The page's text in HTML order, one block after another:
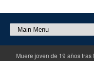
Muere joven de 19 años